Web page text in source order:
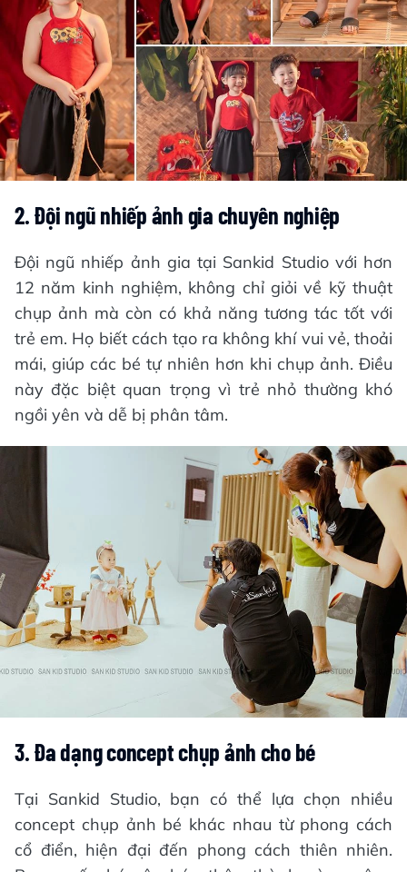
2. Đội ngũ nhiếp ảnh gia chuyên nghiệp
Đội ngũ nhiếp ảnh gia tại Sankid Studio với hơn
12 năm kinh nghiệm, không chỉ giỏi về kỹ thuật
chụp ảnh mà còn có khả năng tương tác tốt với
trẻ em. Họ biết cách tạo ra không khí vui vẻ, thoải
mái, giúp các bé tự nhiên hơn khi chụp ảnh. Điều
này đặc biệt quan trọng vì trẻ nhỏ thường khó
ngồi yên và dễ bị phân tâm.
3. Đa dạng concept chụp ảnh cho bé
Tại Sankid Studio, bạn có thể lựa chọn nhiều
concept chụp ảnh bé khác nhau từ phong cách
cổ điển, hiện đại đến phong cách thiên nhiên.